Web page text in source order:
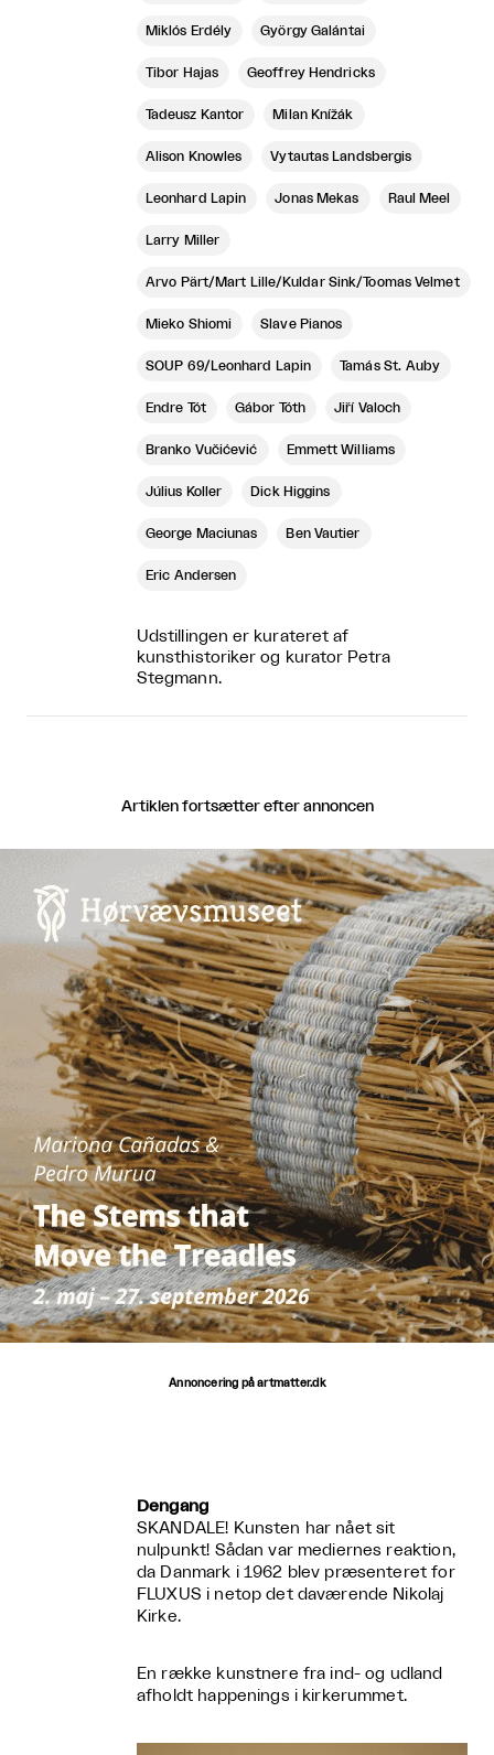
Miklós Erdély György Galántai
Tibor Hajas Geoffrey Hendricks
Tadeusz Kantor Milan Knížák
Alison Knowles Vytautas Landsbergis
Leonhard Lapin Jonas Mekas Raul Meel
Larry Miller
Arvo Pärt/Mart Lille/Kuldar Sink/Toomas Velmet
Mieko Shiomi Slave Pianos
SOUP 69/Leonhard Lapin Tamás St. Auby
Endre Tót Gábor Tóth Jiří Valoch
Branko Vučićević Emmett Williams
Július Koller Dick Higgins
George Maciunas Ben Vautier
Eric Andersen
Udstillingen er kurateret af
kunsthistoriker og kurator Petra
Stegmann.
Artiklen fortsætter efter annoncen
Annoncering på artmatter.dk
Dengang
SKANDALE! Kunsten har nået sit
nulpunkt! Sådan var mediernes reaktion,
da Danmark i 1962 blev præsenteret for
FLUXUS i netop det daværende Nikolaj
Kirke.
En række kunstnere fra ind- og udland
afholdt happenings i kirkerummet.